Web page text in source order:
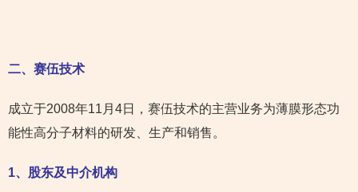
二、赛伍技术
成立于2008年11月4日，赛伍技术的主营业务为薄膜形态功
能性高分子材料的研发、生产和销售。
1、股东及中介机构